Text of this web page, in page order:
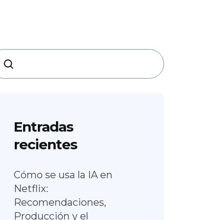
Entradas
recientes
Cómo se usa la IA en
Netflix:
Recomendaciones,
Producción y el